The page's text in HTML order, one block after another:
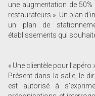
une augmentation de
restaurateurs ». Un plan
un plan de
établissements qui
« Une clientèle pour l’apéro
Présent dans la salle, le
est autorisé à